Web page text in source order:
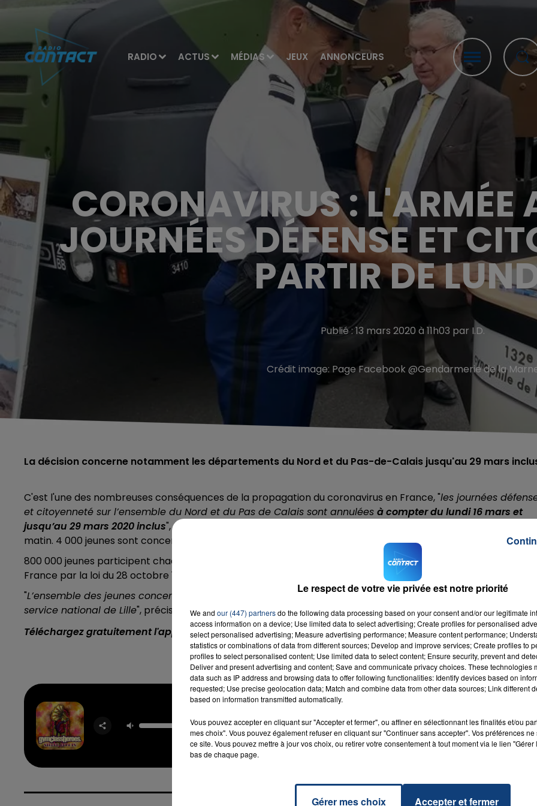
RADIO ACTUS MÉDIAS JEUX ANNONCEURS
CORONAVIRUS : L'ARMÉE
JOURNÉES DÉFENSE ET
PARTIR DE
Publié : 13 mars 2020 à 11h03 par I.D.
Crédit image: Page Facebook @Gendarmerie de la
La décision concerne notamment les départements du Nord et du Pas-de-Calais jusqu'au 29 mars
C'est l'une des nombreuses conséquences de la propagation du coronavirus en France, "les journées
et citoyenneté sur l’ensemble du Nord et du Pas de Calais sont annulées à compter du lundi 16 mars et
jusqu’au 29 mars 2020 inclus", d'après le
matin. 4 000 jeunes sont concernés dans le Nord-Pas-de-Calais.
800 000 jeunes participent chaque année à
la Journée défense et citoyenneté (JDC) qui a été instaurée en
France par la loi du 28 octobre 1997 après la suspension du service militaire.
"L’ensemble des jeunes concernés par ces annulations seront convoqué ultérieurement par le centre du
service national de Lille", précise le Centre du service national dans son communiqué.
Téléchargez gratuitement l'application Contact FM sur
et
GYM CLASS
HEROES &
ADAM LEVINE
RADIO CONTACT
Le respect de votre vie privée est notre priorité
We and our (447) partnersdo the following data processing based on your consent and/or our legitimate
access information on a device; Use limited data to select advertising; Create profiles for personalised
select personalised advertising; Measure advertising performance; Measure content performance;
statistics or combinations of data from different sources; Develop and improve services; Create profiles to
profiles to select personalised content; Use limited data to select content; Ensure security, prevent and
Deliver and present advertising and content; Save and communicate privacy choices. These technologies
data such as IP address and browsing data to offer following functionalities: Identify devices based on
requested; Use precise geolocation data; Match and combine data from other data sources; Link different
based on information transmitted automatically.
Vous pouvez accepter en cliquant sur "Accepter et fermer", ou affiner en sélectionnant les finalités et/ou
mes choix". Vous pouvez également refuser en cliquant sur "Continuer sans accepter". Vos préférences
ce site. Vous pouvez mettre à jour vos choix, ou retirer votre consentement à tout moment via le lien
bas de chaque page.
Gérer mes choix Accepter et fermer